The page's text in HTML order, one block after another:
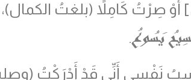
صِرْتُ كَامِلاً (بلغتُ الكمال)،
يَسُوعُ.
نَفْسِي أَنِّي قَدْ أَدْرَكْتُ